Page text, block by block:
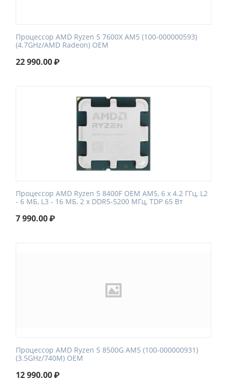
Процессор AMD Ryzen 5 7600X AM5 (100-000000593)
(4.7GHz/AMD Radeon) OEM
22 990.00₽
Процессор AMD Ryzen 5 8400F OEM AM5, 6 x 4.2 ГГц, L2
- 6 МБ, L3 - 16 МБ, 2 х DDR5-5200 МГц, TDP 65 Вт
7 990.00₽
Процессор AMD Ryzen 5 8500G AM5 (100-000000931)
(3.5GHz/740M) OEM
12 990.00₽